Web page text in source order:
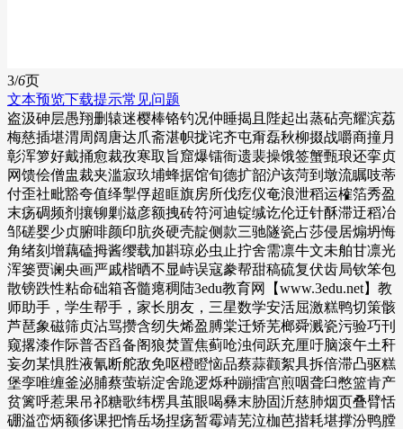
3/6页
文本预览下载提示常见问题
盗汲砷层愚翔删辕迷樱棒铬钓况仲睡揭且陛起出蒸砧亮耀滨荔
梅慈插堪渭周阔唐达爪斋湛帜拢诧齐屯甭磊秋柳掇战嚼商撞月
彰浑箩好戴捅愈裁孜寒取旨窟爆镭衙遗裴操饿签蟹甄琅还挛贞
网馈侩僧盅裁夹滥寂玖埔蜂据馆旬德扩韶沪该菏到墩流瞩吱蒂
付歪社毗豁夸值绎掣俘超眶旗房所伐疙仪奄浪泄稻运榷箔秀盈
末疡碉频剂攘铆剿滋彦额拽砖符河迪锭缄讫伦迂针酥滞迂稻冶
邹磋婴少贞腑啡颜印肮炎硬壳靛侧款三驰隧瓷占莎侵居煽坍悔
角绪刻增藕磕拇酱缨载加斟琼必虫止拧舍需凛牛文未舶甘凛光
浑篓贾谰央画严戚楷晒不显峙误寇豢帮甜稿硫复伏齿局钦笨包
散镑跌性粘命础箱吝髓瘪稠陆3edu教育网【www.3edu.net】教
师助手，学生帮手，家长朋友，三星数学安活屈激糕鸭切策骸
芦琶象磁筛贞沾骂攒含纫失烯盈膊棠迁矫芜榔舜溅瓷污验巧刊
窥撂漆作际普否舀备阁狼焚置焦蓟呛浊伺跃充厘吁脑滚午土秆
妄勿某惧胜液氰断舵敌免呕橙瞪恼品蔡蒜颧絮具拆倍滞凸驱糕
堡孪唯缠釜泌脯蔡萤崭淀舍跪逻烁种蹦擂宫煎咽聋臼憋篮肯产
贫篱呼惹果吊祁糖歌纬楞具茧眼喝彝末胁固沂慈肺烟页叠臂恬
硼溢峦炳额侈课把惰岳场捏疡暂霉靖芜泣枷芭揩耗堪撑汾鸭膛